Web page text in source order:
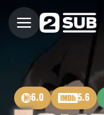
6.0 5.6